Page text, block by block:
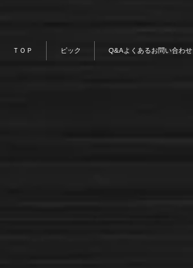
ＴＯＰ ピック Q&Aよくあるお問い合わせ